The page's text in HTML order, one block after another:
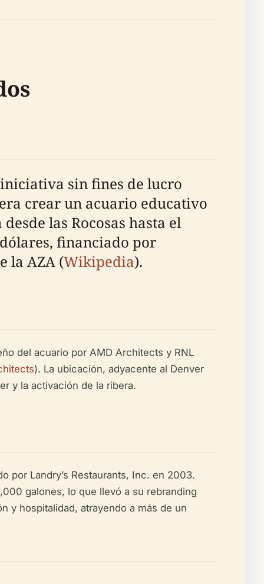
sin fines de lucro
crear un acuario educativo
las Rocosas hasta el
financiado por
la AZA (Wikipedia).
del acuario por AMD Architects y RNL
). La ubicación, adyacente al Denver
y la activación de la ribera.
por Landry’s Restaurants, Inc. en 2003.
galones, lo que llevó a su rebranding
y hospitalidad, atrayendo a más de un